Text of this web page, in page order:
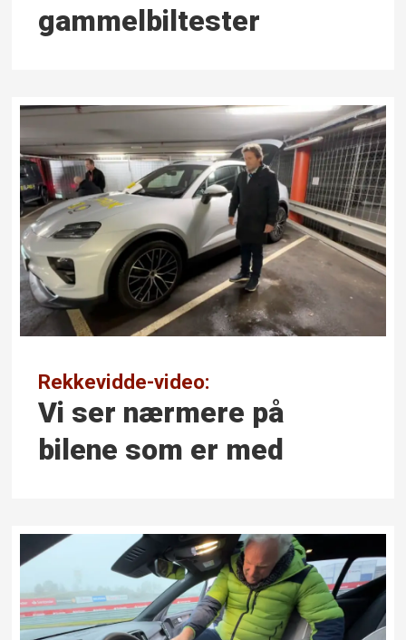
gammelbiltester
Rekkevidde-video:
Vi ser nærmere på
bilene som er med